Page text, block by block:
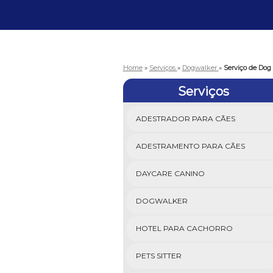
Home » Serviços » Dogwalker » Serviço de
Serviços
ADESTRADOR PARA CÃES
ADESTRAMENTO PARA CÃES
DAYCARE CANINO
DOGWALKER
HOTEL PARA CACHORRO
PETS SITTER